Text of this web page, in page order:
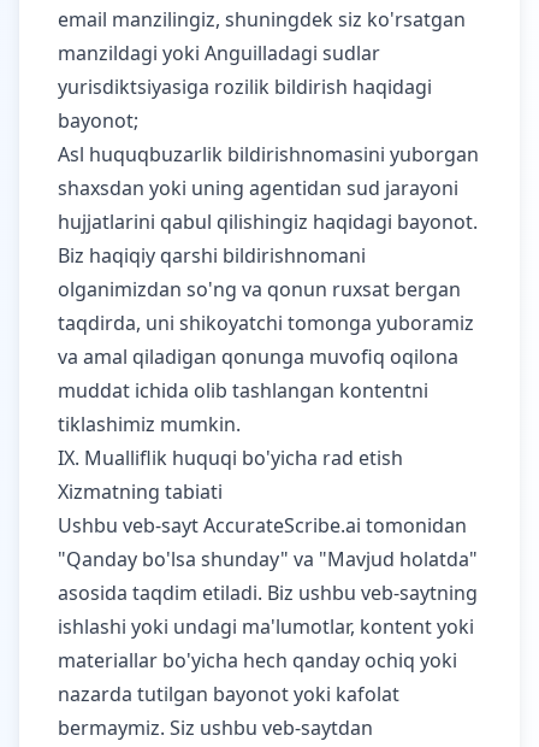
email manzilingiz, shuningdek siz ko'rsatgan
manzildagi yoki Anguilladagi sudlar
yurisdiktsiyasiga rozilik bildirish haqidagi
bayonot;
Asl huquqbuzarlik bildirishnomasini yuborgan
shaxsdan yoki uning agentidan sud jarayoni
hujjatlarini qabul qilishingiz haqidagi bayonot.
Biz haqiqiy qarshi bildirishnomani
olganimizdan so'ng va qonun ruxsat bergan
taqdirda, uni shikoyatchi tomonga yuboramiz
va amal qiladigan qonunga muvofiq oqilona
muddat ichida olib tashlangan kontentni
tiklashimiz mumkin.
IX. Mualliflik huquqi bo'yicha rad etish
Xizmatning tabiati
Ushbu veb-sayt AccurateScribe.ai tomonidan
"Qanday bo'lsa shunday" va "Mavjud holatda"
asosida taqdim etiladi. Biz ushbu veb-saytning
ishlashi yoki undagi ma'lumotlar, kontent yoki
materiallar bo'yicha hech qanday ochiq yoki
nazarda tutilgan bayonot yoki kafolat
bermaymiz. Siz ushbu veb-saytdan